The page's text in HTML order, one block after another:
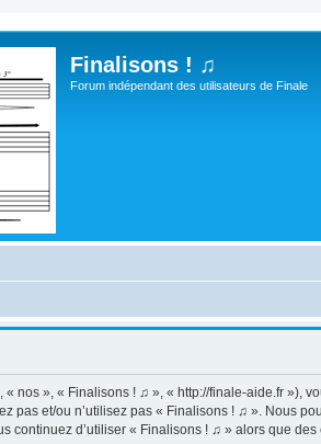
Finalisons ! ♫
Forum indépendant des utilisateurs de Finale
nos », « Finalisons ! ♫ », « http://finale-aide.fr »),
pas et/ou n’utilisez pas « Finalisons ! ♫ ». Nous
continuez d’utiliser « Finalisons ! ♫ » alors que